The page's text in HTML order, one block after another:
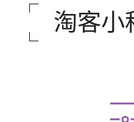
淘客小